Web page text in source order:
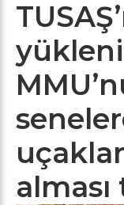
alması